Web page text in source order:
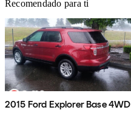
Recomendado para ti
2015 Ford Explorer Base 4WD